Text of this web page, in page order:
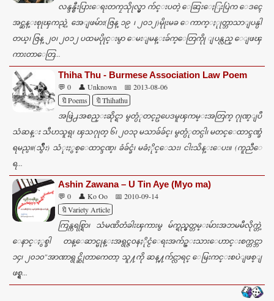
လန္ဒန္စီးပြားေရးတကၠသိုုလ္မွာ က်င္းပတဲ့ ေဆြးေႏြးပြဲက ေဒၚေ
အင္ဆန္းစုုၾကည္ရဲ့ အေျဖမ်ား(ဇြန္ ၁၉ ၊ ၂၀၁၂)မိုုးမခ ေကာက္ႏုုတ္ဘာသာျပန္ပါ
တယ္၊ ဇြန္ ၂၀၊ ၂၀၁၂ ပထမပိုုင္းမွာ ေမးျမန္းခ်က္ေတြကိုု ျပန္လည္ ေျဖၾ
ကားတာေတြ...
Thiha Thu - Burmese Association Law Poem
💬 0 👤 Unknown
📅 2013-08-06
🔖Poems
🔖Thihathu
အဖြဲ႕အစည္းဆိုင္ရာ မွတ္ပံုတင္ဥပေဒမူၾကမ္းအတြက္ ဂုုဏ္ျပဳ
သံဆန္း သီဟသူရ္၊ ၾသဂုုတ္ ၆၊ ၂၀၁၃ မသာခ်ခ်င္၊ မွတ္ပံုတင္ပါ၊ မတင္ေထာင္ဒဏ္ခံ
ရမည္ပ။(သွ်ဳိး) သံုးႏွစ္ေထာင္ဒဏ္၊ ခံခ်င္ခံ၊ မခံႏိုင္ေသး၊ ငါးသိန္းေပး။ (ကူညီေ
ရ...
Ashin Zawana – U Tin Aye (Myo ma)
💬 0 👤 Ko Oo
📅 2010-09-14
🔖Variety Article
ကြန္ကရစ္ရြာ၊ သံမဏိတံခါးၾကားမွ မ်က္ရည္မွတ္တမ္းမ်ားအဘမမီလိုက္တဲ့
ေနာင္ႏွစ္ခါ တန္ေဆာင္မုန္းအရွင္ဇဝနႏိုင္ငံေရးအက်ဥ္းသားေဟာင္းစက္တင္ဘာ
၁၄၊ ၂၀၁၀"အာဏာရွင္ဆိုတာကေတာ့ သူ႔ကို ဆန္႔က်င္လာရင္ ေမြးကင္းစပဲျဖစ္ျ
ဖစ္ရွ...